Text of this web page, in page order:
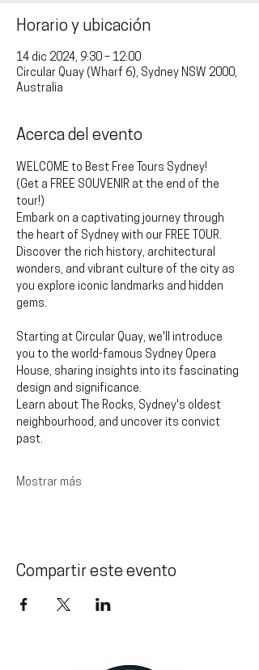
Horario y ubicación
14 dic 2024, 9:30 – 12:00
Circular Quay (Wharf 6), Sydney NSW 2000,
Australia
Acerca del evento
WELCOME to Best Free Tours Sydney!
(Get a FREE SOUVENIR at the end of the
tour!)
Embark on a captivating journey through
the heart of Sydney with our FREE TOUR.
Discover the rich history, architectural
wonders, and vibrant culture of the city as
you explore iconic landmarks and hidden
gems.
Starting at Circular Quay, we'll introduce
you to the world-famous Sydney Opera
House, sharing insights into its fascinating
design and significance.
Learn about The Rocks, Sydney's oldest
neighbourhood, and uncover its convict
past.
Mostrar más
Compartir este evento